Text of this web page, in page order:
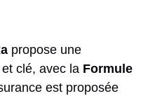
propose une
et clé, avec la Formule
est proposée